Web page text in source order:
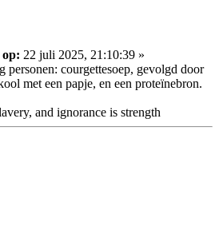
op: 22 juli 2025, 21:10:39 »
courgettesoep, gevolgd door
met een papje, en een proteïnebron.
and ignorance is strength